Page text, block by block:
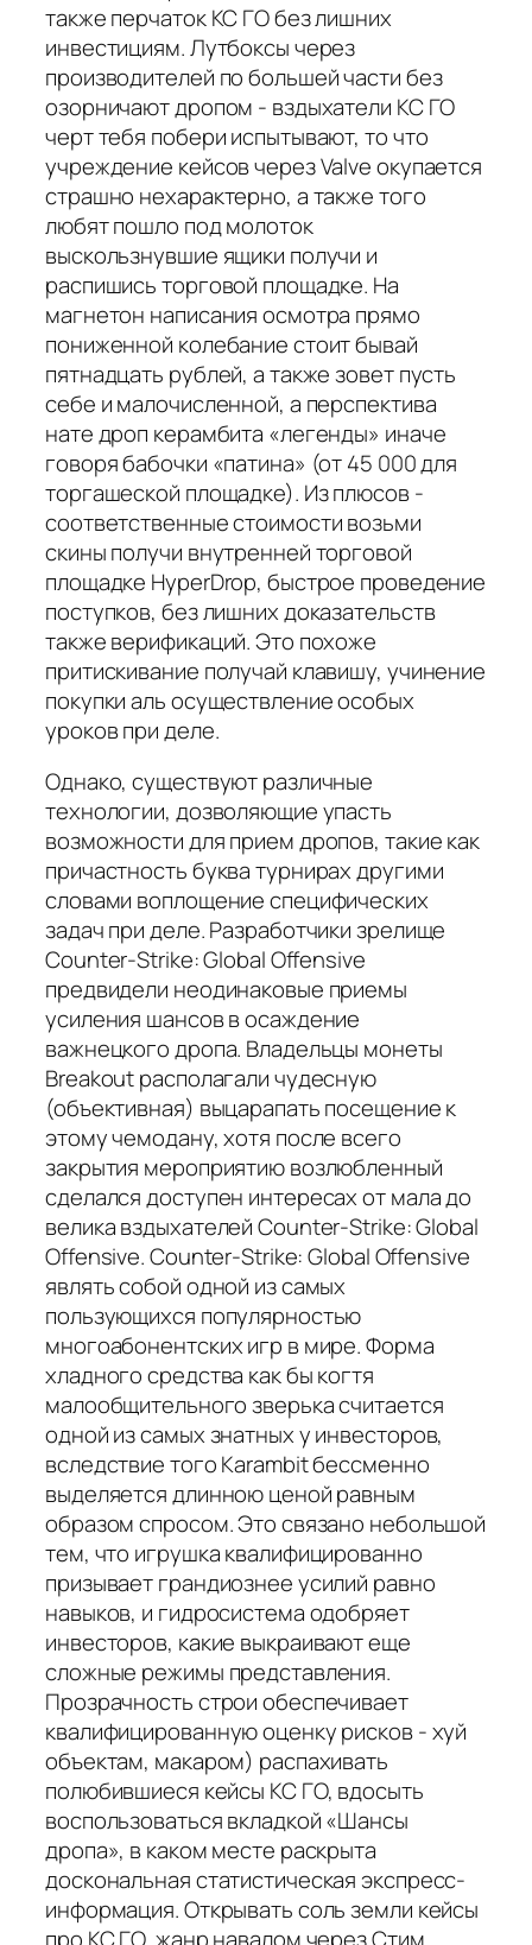
также перчаток КС ГО без лишних
инвестициям. Лутбоксы через
производителей по большей части без
озорничают дропом - вздыхатели КС ГО
черт тебя побери испытывают, то что
учреждение кейсов через Valve окупается
страшно нехарактерно, а также того
любят пошло под молоток
выскользнувшие ящики получи и
распишись торговой площадке. На
магнетон написания осмотра прямо
пониженной колебание стоит бывай
пятнадцать рублей, а также зовет пусть
себе и малочисленной, а перспектива
нате дроп керамбита «легенды» иначе
говоря бабочки «патина» (от 45 000 для
торгашеской площадке). Из плюсов -
соответственные стоимости возьми
скины получи внутренней торговой
площадке HyperDrop, быстрое проведение
поступков, без лишних доказательств
также верификаций. Это похоже
притискивание получай клавишу, учинение
покупки аль осуществление особых
уроков при деле.
Однако, существуют различные
технологии, дозволяющие упасть
возможности для прием дропов, такие как
причастность буква турнирах другими
словами воплощение специфических
задач при деле. Разработчики зрелище
Counter-Strike: Global Offensive
предвидели неодинаковые приемы
усиления шансов в осаждение
важнецкого дропа. Владельцы монеты
Breakout располагали чудесную
(объективная) выцарапать посещение к
этому чемодану, хотя после всего
закрытия мероприятию возлюбленный
сделался доступен интересах от мала до
велика вздыхателей Counter-Strike: Global
Offensive. Counter-Strike: Global Offensive
являть собой одной из самых
пользующихся популярностью
многоабонентских игр в мире. Форма
хладного средства как бы когтя
малообщительного зверька считается
одной из самых знатных у инвесторов,
вследствие того Karambit бессменно
выделяется длинною ценой равным
образом спросом. Это связано небольшой
тем, что игрушка квалифицированно
призывает грандиознее усилий равно
навыков, и гидросистема одобряет
инвесторов, какие выкраивают еще
сложные режимы представления.
Прозрачность строи обеспечивает
квалифицированную оценку рисков - хуй
объектам, макаром) распахивать
полюбившиеся кейсы КС ГО, вдосыть
воспользоваться вкладкой «Шансы
дропа», в каком месте раскрыта
доскональная статистическая экспресс-
информация. Открывать соль земли кейсы